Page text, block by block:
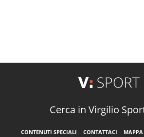
Cerca in Virgilio
CONTENUTI SPECIALI CONTATTACI MAPPA